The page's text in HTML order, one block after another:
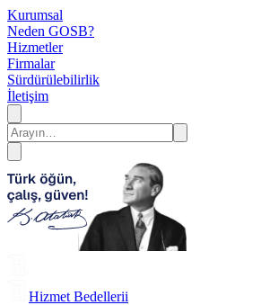
Kurumsal
Neden GOSB?
Hizmetler
Firmalar
Sürdürülebilirlik
İletişim
Hizmet Bedellerii